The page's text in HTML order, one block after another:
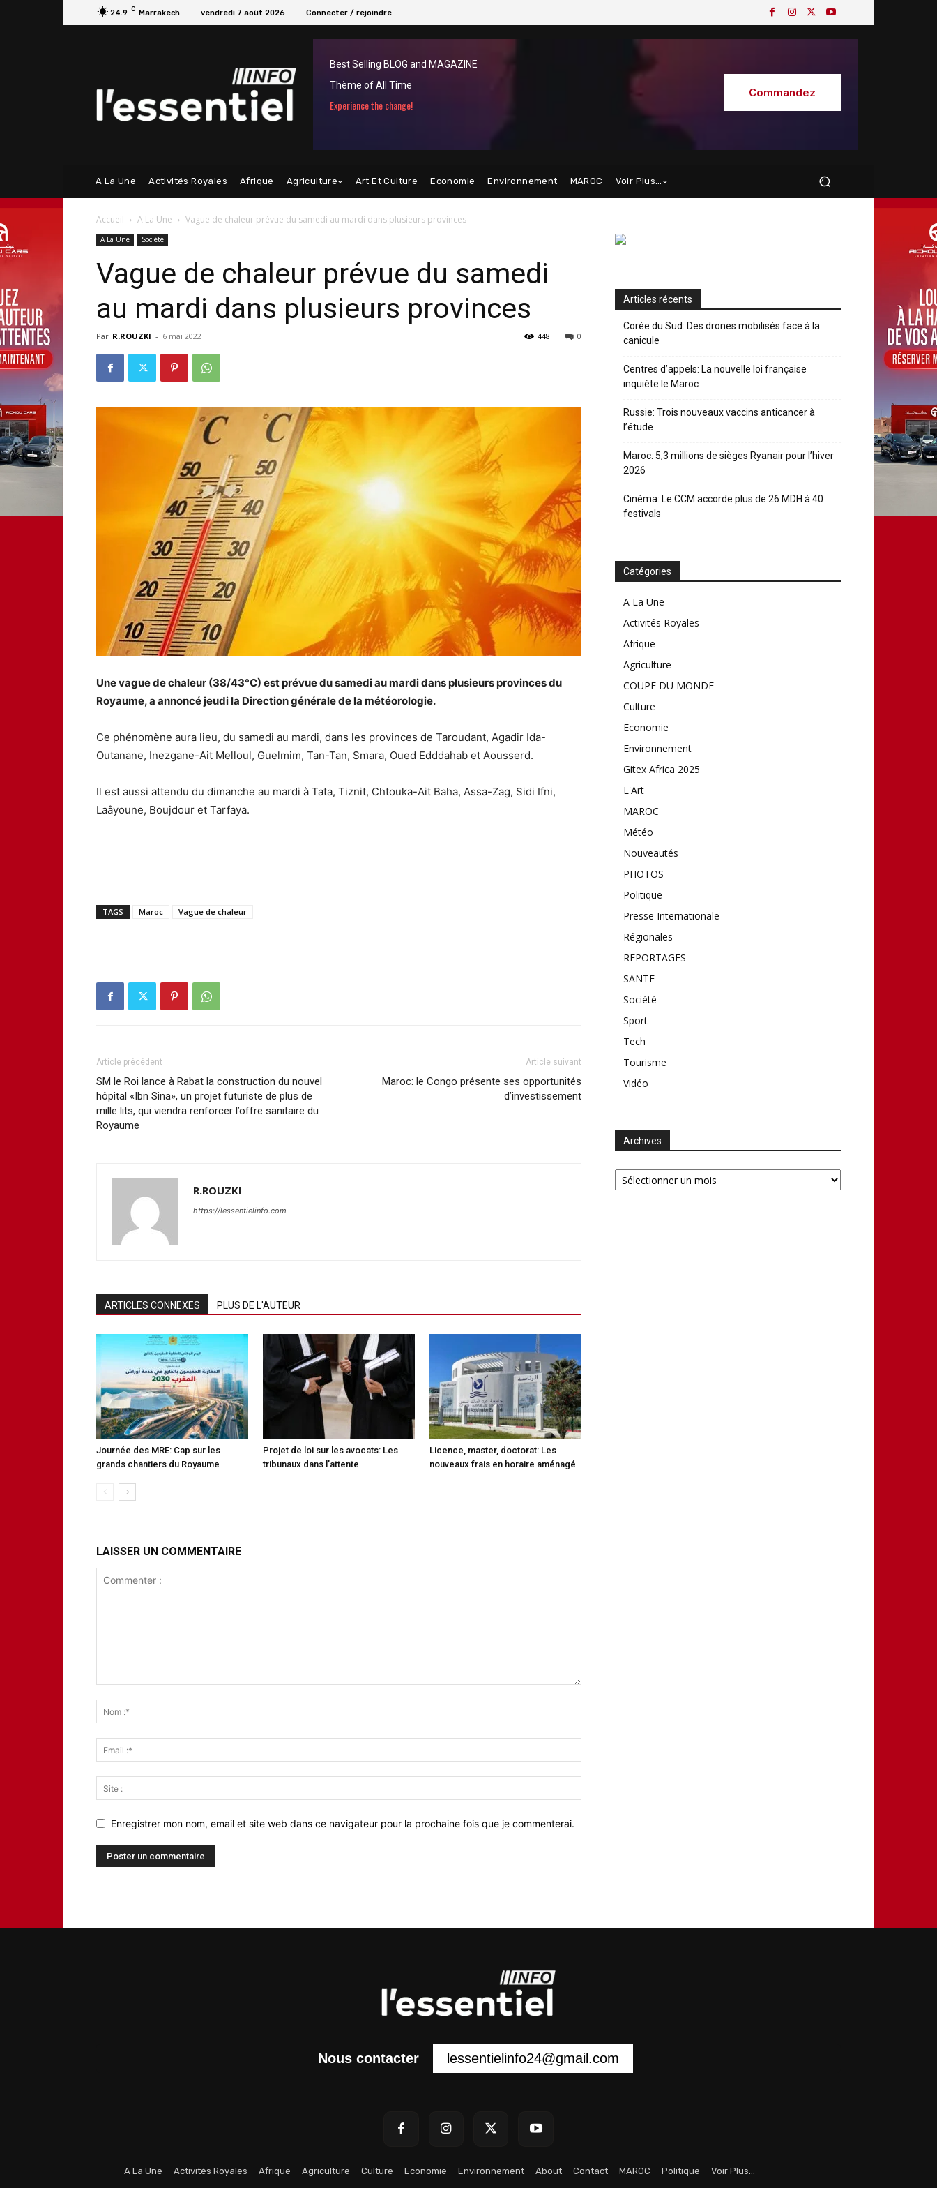
24.9 C Marrakech vendredi 7 août 2026 Connecter / rejoindre
Best Selling BLOG and MAGAZINE
Thème of All Time
Experience the change!
Commandez
A La Une Activités Royales Afrique Agriculture Art Et Culture Economie Environnement MAROC Voir Plus…
Accueil A La Une Vague de chaleur prévue du samedi au mardi dans plusieurs provinces
A La Une Société
Vague de chaleur prévue du samedi
au mardi dans plusieurs provinces
Par R.ROUZKI - 6 mai 2022 0
448
Une vague de chaleur (38/43°C) est prévue du samedi au mardi dans plusieurs provinces du
Royaume, a annoncé jeudi la Direction générale de la météorologie.
Ce phénomène aura lieu, du samedi au mardi, dans les provinces de Taroudant, Agadir Ida-
Outanane, Inezgane-Ait Melloul, Guelmim, Tan-Tan, Smara, Oued Edddahab et Aousserd.
Il est aussi attendu du dimanche au mardi à Tata, Tiznit, Chtouka-Ait Baha, Assa-Zag, Sidi Ifni,
Laâyoune, Boujdour et Tarfaya.
TAGS Maroc Vague de chaleur
Article précédent
SM le Roi lance à Rabat la construction du nouvel
hôpital «Ibn Sina», un projet futuriste de plus de
mille lits, qui viendra renforcer l’offre sanitaire du
Royaume
Article suivant
Maroc: le Congo présente ses opportunités
d’investissement
R.ROUZKI
https://lessentielinfo.com
ARTICLES CONNEXES PLUS DE L'AUTEUR
Journée des MRE: Cap sur les
grands chantiers du Royaume
Projet de loi sur les avocats: Les
tribunaux dans l’attente
Licence, master, doctorat: Les
nouveaux frais en horaire aménagé
LAISSER UN COMMENTAIRE
Enregistrer mon nom, email et site web dans ce navigateur pour la prochaine fois que je commenterai.
Articles récents
Corée du Sud: Des drones mobilisés face à la
canicule
Centres d’appels: La nouvelle loi française
inquiète le Maroc
Russie: Trois nouveaux vaccins anticancer à
l’étude
Maroc: 5,3 millions de sièges Ryanair pour l’hiver
2026
Cinéma: Le CCM accorde plus de 26 MDH à 40
festivals
Catégories
A La Une
Activités Royales
Afrique
Agriculture
COUPE DU MONDE
Culture
Economie
Environnement
Gitex Africa 2025
L'Art
MAROC
Météo
Nouveautés
PHOTOS
Politique
Presse Internationale
Régionales
REPORTAGES
SANTE
Société
Sport
Tech
Tourisme
Vidéo
Archives
Archives
Nous contacter lessentielinfo24@gmail.com
A La Une Activités Royales Afrique Agriculture Culture Economie Environnement About Contact MAROC Politique Voir Plus…